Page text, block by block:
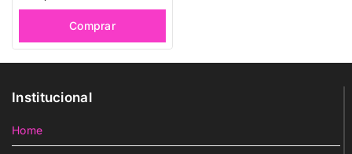
Comprar
Institucional
Home